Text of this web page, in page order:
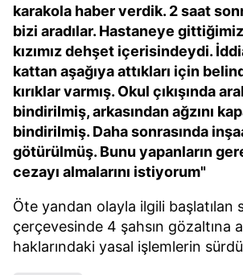
karakola haber verdik. 2 saat
bizi aradılar. Hastaneye
kızımız dehşet içerisindeydi.
kattan aşağıya attıkları için
kırıklar varmış. Okul çıkışında
bindirilmiş, arkasından ağzını
bindirilmiş. Daha sonrasında
götürülmüş. Bunu yapanların
cezayı almalarını istiyorum"
Öte yandan olayla ilgili başlatılan
çerçevesinde 4 şahsın gözaltına
haklarındaki yasal işlemlerin